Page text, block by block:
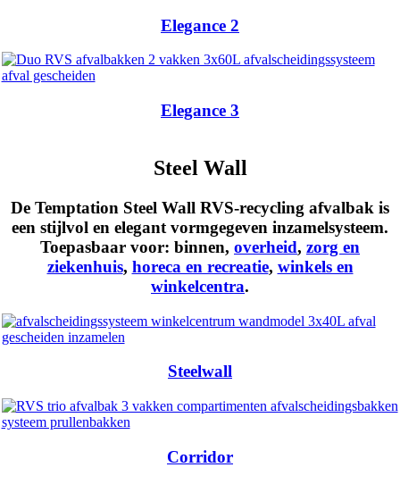
Elegance 2
Elegance 3
Steel Wall
De Temptation Steel Wall RVS-recycling afvalbak is
een stijlvol en elegant vormgegeven inzamelsysteem.
Toepasbaar voor: binnen, overheid, zorg en
ziekenhuis, horeca en recreatie, winkels en
winkelcentra.
Steelwall
Corridor